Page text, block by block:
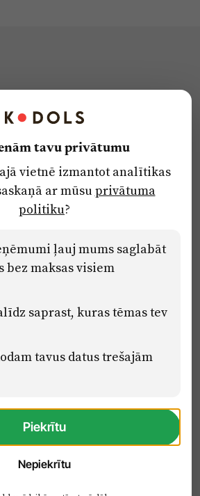
un noturības mehānisma plāna
virziena “Uzņēmumu digitālā
2.2.1.5.i. investīcijas “Mediju nozares
transformācijas veicināšana” pasākuma
speciālistu digitālās kompetences un
projektā Latvijas Mediju nozares
tavu privātumu
vietnē izmantot analītikas
ar mūsuprivātuma
politiku?
ļauj mums saglabāt
bez maksas visiem
saprast, kuras tēmas tev
tavus datus trešajām
Piekrītu
Nepiekrītu